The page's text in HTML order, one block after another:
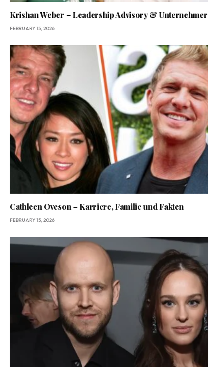
Krishan Weber – Leadership Advisory & Unternehmer
FEBRUARY 15, 2026
Cathleen Oveson – Karriere, Familie und Fakten
FEBRUARY 15, 2026